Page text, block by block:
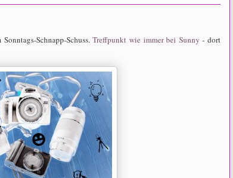
Schnapp-Schuss.Treffpunkt wie immer bei Sunny - dort